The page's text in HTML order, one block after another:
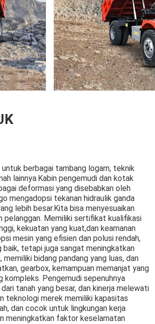
berbagai tambang logam, teknik
lainnya.Kabin pengemudi dan kotak
deformasi yang disebabkan oleh
mengadopsi tekanan hidraulik ganda
lebih besar.Kita bisa menyesuaikan
pelanggan. Memiliki sertifikat kualifikasi
kekuatan yang kuat,dan keamanan
mesin yang efisien dan polusi rendah,
baik, tetapi juga sangat meningkatkan
bidang pandang yang luas, dan
gearbox, kemampuan memanjat yang
kompleks. Pengemudi sepenuhnya
tanah yang besar, dan kinerja melewati
teknologi merek memiliki kapasitas
dan cocok untuk lingkungan kerja
meningkatkan faktor keselamatan